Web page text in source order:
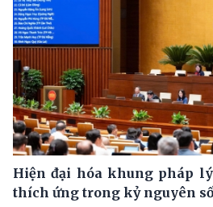
Hiện đại hóa khung pháp
thích ứng trong kỷ nguyên số